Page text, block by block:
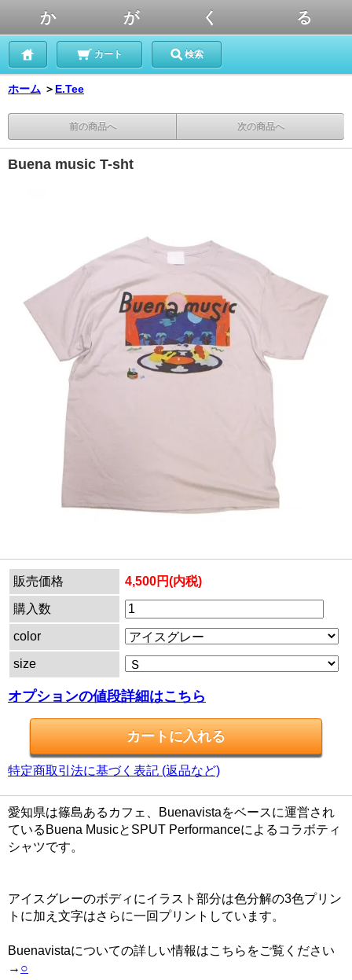
か が く る
カート 検索
ホーム ＞ E.Tee
前の商品へ 次の商品へ
Buena music T-sht
販売価格 4,500円(内税)
購入数
color
size
オプションの値段詳細はこちら
特定商取引法に基づく表記 (返品など)
愛知県は篠島あるカフェ、Buenavistaをベースに運営され
ているBuena MusicとSPUT Performanceによるコラボティ
シャツです。
アイスグレーのボディにイラスト部分は色分解の3色プリン
トに加え文字はさらに一回プリントしています。
Buenavistaについての詳しい情報はこちらをご覧ください
→ ○